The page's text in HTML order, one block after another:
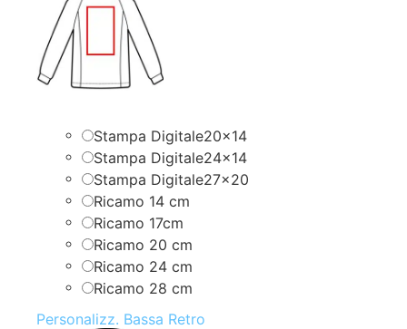
Stampa Digitale20x14
Stampa Digitale24x14
Stampa Digitale27x20
Ricamo 14 cm
Ricamo 17cm
Ricamo 20 cm
Ricamo 24 cm
Ricamo 28 cm
Personalizz. Bassa Retro